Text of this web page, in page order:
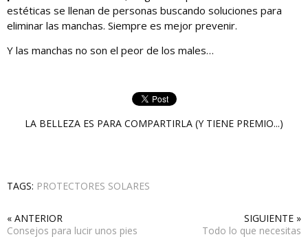
estéticas se llenan de personas buscando soluciones para
eliminar las manchas. Siempre es mejor prevenir.
Y las manchas no son el peor de los males…
LA BELLEZA ES PARA COMPARTIRLA (Y TIENE PREMIO...)
TAGS: PROTECTORES SOLARES
« ANTERIOR
Consejos para lucir unos pies
SIGUIENTE »
Todo lo que necesitas